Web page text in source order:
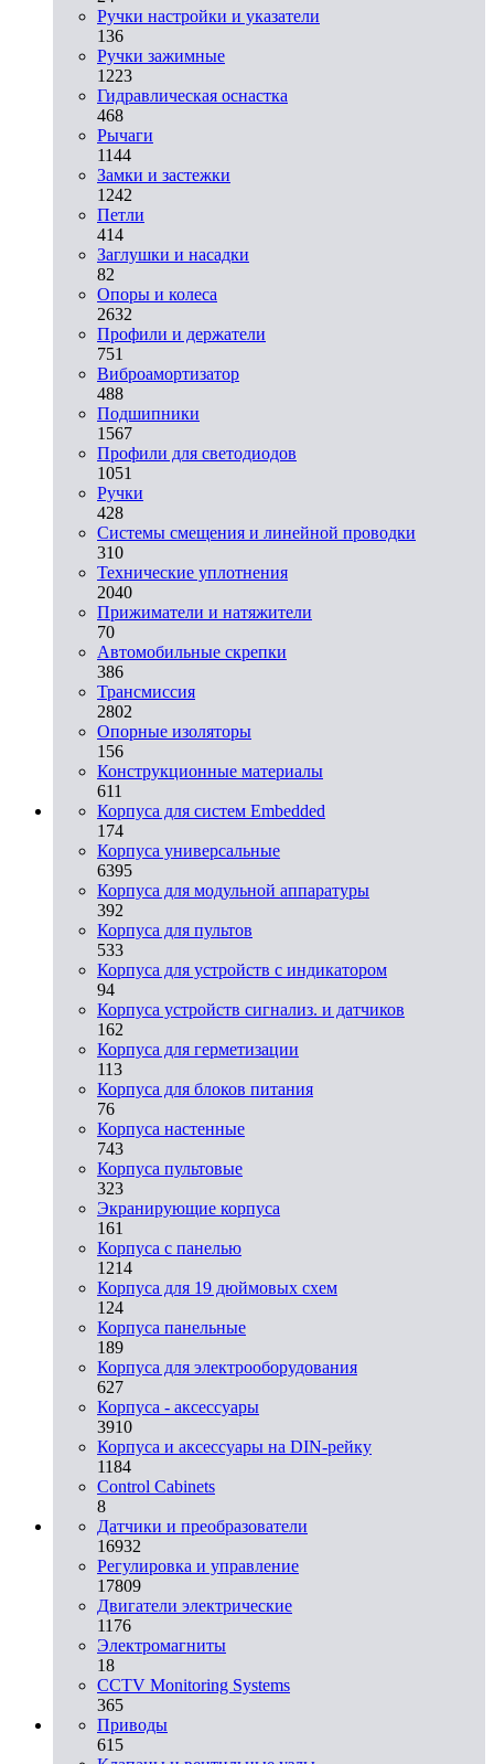
Ручки настройки и указатели
136
Ручки зажимные
1223
Гидравлическая оснастка
468
Рычаги
1144
Замки и застежки
1242
Петли
414
Заглушки и насадки
82
Опоры и колеса
2632
Профили и держатели
751
Виброамортизатор
488
Подшипники
1567
Профили для светодиодов
1051
Ручки
428
Системы смещения и линейной проводки
310
Технические уплотнения
2040
Прижиматели и натяжители
70
Автомобильные скрепки
386
Трансмиссия
2802
Опорные изоляторы
156
Конструкционные материалы
611
Корпуса для систем Embedded
174
Корпуса универсальные
6395
Корпуса для модульной аппаратуры
392
Корпуса для пультов
533
Корпуса для устройств с индикатором
94
Корпуса устройств сигнализ. и датчиков
162
Корпуса для герметизации
113
Корпуса для блоков питания
76
Корпуса настенные
743
Корпуса пультовые
323
Экранирующие корпуса
161
Корпуса с панелью
1214
Корпуса для 19 дюймовых схем
124
Корпуса панельные
189
Корпуса для электрооборудования
627
Корпуса - аксессуары
3910
Корпуса и аксессуары на DIN-рейку
1184
Control Cabinets
8
Датчики и преобразователи
16932
Регулировка и управление
17809
Двигатели электрические
1176
Электромагниты
18
CCTV Monitoring Systems
365
Приводы
615